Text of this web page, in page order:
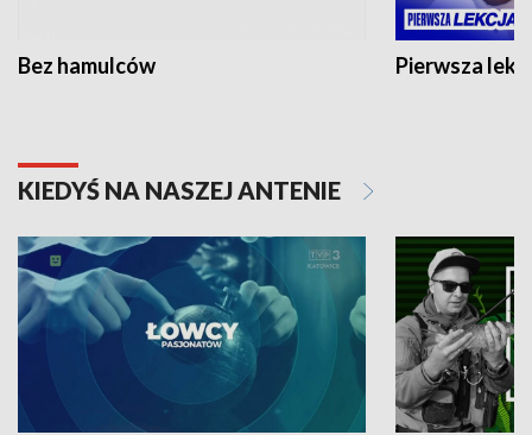
Bez hamulców Pierwsza
KIEDYŚ NA NASZEJ ANTENIE